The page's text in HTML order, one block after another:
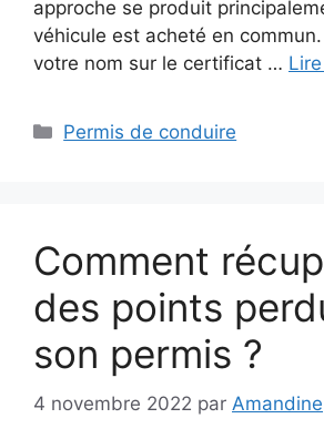
approche se produit
véhicule est acheté en commun.
votre nom sur le certificat …
Catégories
Permis de conduire
Comment
des points
son permis ?
4 novembre 2022 par Amandine